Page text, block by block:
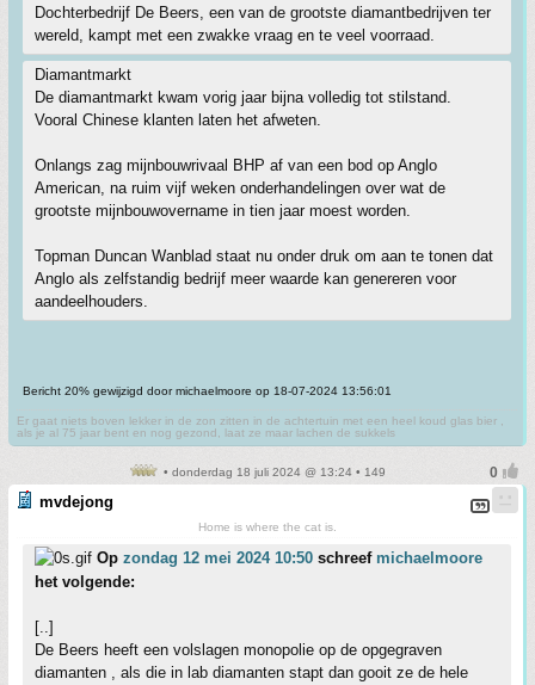
Dochterbedrijf De Beers, een van de grootste diamantbedrijven ter
wereld, kampt met een zwakke vraag en te veel voorraad.
Diamantmarkt
De diamantmarkt kwam vorig jaar bijna volledig tot stilstand.
Vooral Chinese klanten laten het afweten.
Onlangs zag mijnbouwrivaal BHP af van een bod op Anglo
American, na ruim vijf weken onderhandelingen over wat de
grootste mijnbouwovername in tien jaar moest worden.
Topman Duncan Wanblad staat nu onder druk om aan te tonen dat
Anglo als zelfstandig bedrijf meer waarde kan genereren voor
aandeelhouders.
Bericht 20% gewijzigd door michaelmoore op 18-07-2024 13:56:01
Er gaat niets boven lekker in de zon zitten in de achtertuin met een heel koud glas bier ,
als je al 75 jaar bent en nog gezond, laat ze maar lachen de sukkels
• donderdag 18 juli 2024 @ 13:24 • 149
mvdejong
Home is where the cat is.
Op zondag 12 mei 2024 10:50 schreef michaelmoore
het volgende:
[..]
De Beers heeft een volslagen monopolie op de opgegraven
diamanten , als die in lab diamanten stapt dan gooit ze de hele